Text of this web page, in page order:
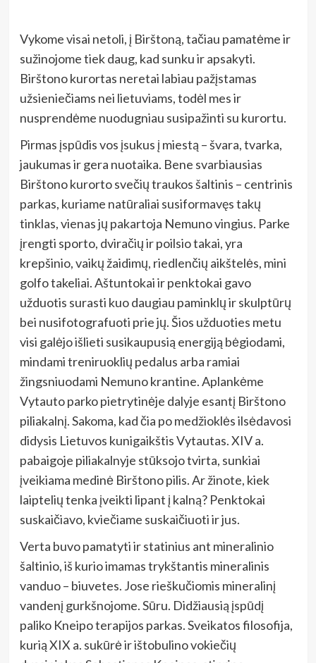
Vykome visai netoli, į Birštoną, tačiau pamatėme ir
sužinojome tiek daug, kad sunku ir apsakyti.
Birštono kurortas neretai labiau pažįstamas
užsieniečiams nei lietuviams, todėl mes ir
nusprendėme nuodugniau susipažinti su kurortu.
Pirmas įspūdis vos įsukus į miestą – švara, tvarka,
jaukumas ir gera nuotaika. Bene svarbiausias
Birštono kurorto svečių traukos šaltinis – centrinis
parkas, kuriame natūraliai susiformavęs takų
tinklas, vienas jų pakartoja Nemuno vingius. Parke
įrengti sporto, dviračių ir poilsio takai, yra
krepšinio, vaikų žaidimų, riedlenčių aikštelės, mini
golfo takeliai. Aštuntokai ir penktokai gavo
užduotis surasti kuo daugiau paminklų ir skulptūrų
bei nusifotografuoti prie jų. Šios užduoties metu
visi galėjo išlieti susikaupusią energiją bėgiodami,
mindami treniruoklių pedalus arba ramiai
žingsniuodami Nemuno krantine. Aplankėme
Vytauto parko pietrytinėje dalyje esantį Birštono
piliakalnį. Sakoma, kad čia po medžioklės ilsėdavosi
didysis Lietuvos kunigaikštis Vytautas. XIV a.
pabaigoje piliakalnyje stūksojo tvirta, sunkiai
įveikiama medinė Birštono pilis. Ar žinote, kiek
laiptelių tenka įveikti lipant į kalną? Penktokai
suskaičiavo, kviečiame suskaičiuoti ir jus.
Verta buvo pamatyti ir statinius ant mineralinio
šaltinio, iš kurio imamas trykštantis mineralinis
vanduo – biuvetes. Jose rieškučiomis mineralinį
vandenį gurkšnojome. Sūru. Didžiausią įspūdį
paliko Kneipo terapijos parkas. Sveikatos filosofija,
kurią XIX a. sukūrė ir ištobulino vokiečių